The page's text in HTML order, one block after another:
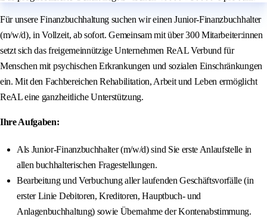
Für unsere Finanzbuchhaltung suchen wir einen Junior-Finanzbuchhalter
(m/w/d), in Vollzeit, ab sofort. Gemeinsam mit über 300 Mitarbeiter:innen
setzt sich das freigemeinnützige Unternehmen ReAL Verbund für
Menschen mit psychischen Erkrankungen und sozialen Einschränkungen
ein. Mit den Fachbereichen Rehabilitation, Arbeit und Leben ermöglicht
ReAL eine ganzheitliche Unterstützung.
Ihre Aufgaben:
Als Junior-Finanzbuchhalter (m/w/d) sind Sie erste Anlaufstelle in
allen buchhalterischen Fragestellungen.
Bearbeitung und Verbuchung aller laufenden Geschäftsvorfälle (in
erster Linie Debitoren, Kreditoren, Hauptbuch- und
Anlagenbuchhaltung) sowie Übernahme der Kontenabstimmung.